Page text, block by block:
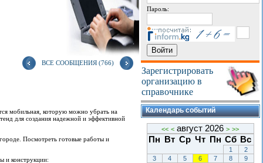
ВСЕ СООБЩЕНИЯ (766)
мобильная, которую можно убрать на
для создания надежной и эффективной
Посмотреть готовые работы и
и конструкции:
Пароль:
Зарегистрировать
организацию в
справочнике
Календарь событий
<< < август 2026 > >>
Пн Вт Ср Чт Пн Сб Вс
1
2
3
4 5 6 7 8
9